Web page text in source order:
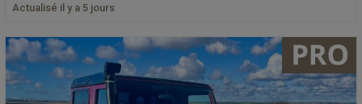
Actualisé il y a 5 jours